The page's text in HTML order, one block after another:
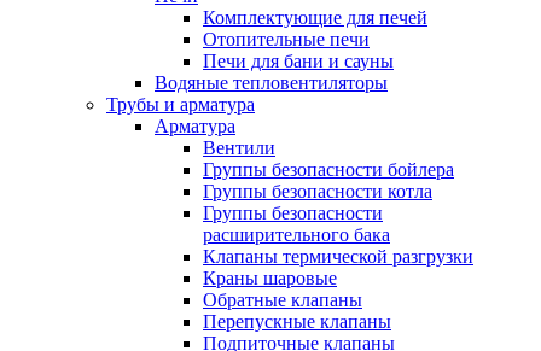
Комплектующие для печей
Отопительные печи
Печи для бани и сауны
Водяные тепловентиляторы
Трубы и арматура
Арматура
Вентили
Группы безопасности бойлера
Группы безопасности котла
Группы безопасности
расширительного бака
Клапаны термической разгрузки
Краны шаровые
Обратные клапаны
Перепускные клапаны
Подпиточные клапаны